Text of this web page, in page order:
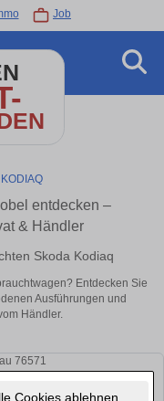
Cookies ablehnen
Job
KODIAQ
entdecken –
& Händler
Skoda Kodiaq
Entdecken Sie
Ausführungen und
Händler.